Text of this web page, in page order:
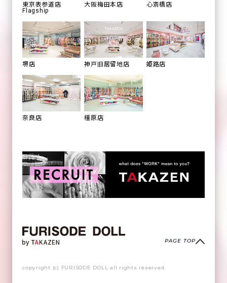
東京表参道店
Flagship
大阪梅田本店 心斎橋店
堺店 神戸旧居留地店 姫路店
奈良店 橿原店
PAGE TOP
copyright (c) FURISODE DOLL all rights reserved.